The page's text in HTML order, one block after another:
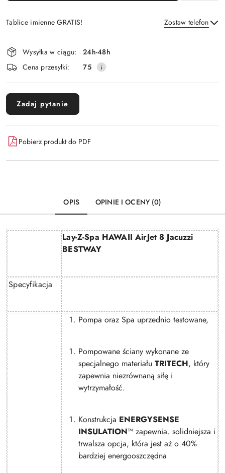
Tablice imienne GRATIS! Zostaw telefon
Wyślij
Dostępność
i
dostawa
Wysyłka w ciągu:
24h-48h
Cena przesyłki:
75
Zadaj pytanie
Pobierz produkt do PDF
OPIS OPINIE I OCENY (0)
Lay-Z-Spa HAWAII AirJet 8 Jacuzzi
BESTWAY
Specyfikacja
Pompa oraz Spa uprzednio testowane,
Pompowane ściany wykonane ze
specjalnego materiałuTRITECH, który
zapewnia niezrównaną siłę i
wytrzymałość.
Konstrukcja ENERGYSENSE
INSULATION™ zapewnia. solidniejsza i
trwalsza opcja, która jest aż o 40%
bardziej energooszczędna